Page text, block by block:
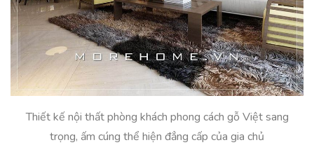
Thiết kế nội thất phòng khách phong cách gỗ Việt sang
trọng, ấm cúng thể hiện đẳng cấp của gia chủ